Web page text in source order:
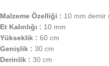
Malzeme Özelliği : 10 mm demir
Et Kalınlığı : 10 mm
Yükseklik : 60 cm
Genişlik : 30 cm
Derinlik : 30 cm